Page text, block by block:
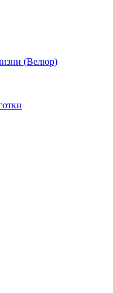
(Велюр)